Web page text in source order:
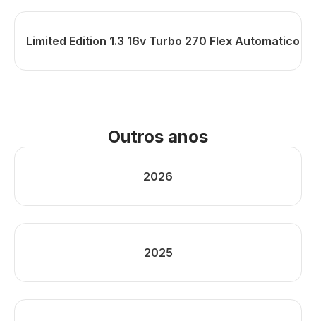
Limited Edition 1.3 16v Turbo 270 Flex Automatico
Outros anos
2026
2025